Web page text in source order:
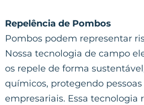
Repelência de Pombos
Pombos podem representar
Nossa tecnologia de campo
os repele de forma
químicos, protegendo
empresariais. Essa tecnologia